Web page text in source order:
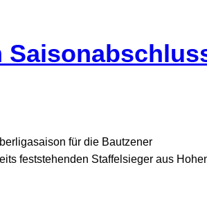
für die Bautzener
feststehenden Staffelsieger aus